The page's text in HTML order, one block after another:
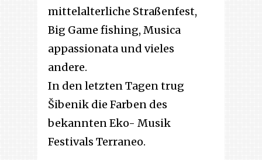
mittelalterliche Straßenfest,
Big Game fishing, Musica
appassionata und vieles
andere.
In den letzten Tagen trug
Šibenik die Farben des
bekannten Eko- Musik
Festivals Terraneo.